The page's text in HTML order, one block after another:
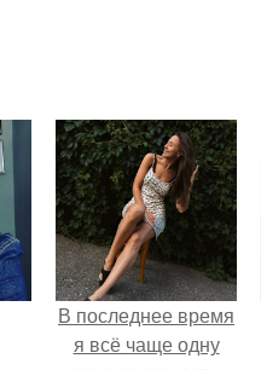
В последнее время
я всё чаще одну